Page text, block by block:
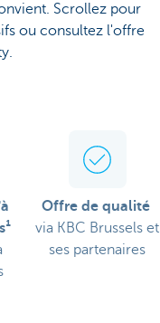
Scrollez pour
ou consultez l'offre
Offre de qualité
via KBC Brussels et
ses partenaires